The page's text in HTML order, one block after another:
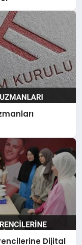
Dijital